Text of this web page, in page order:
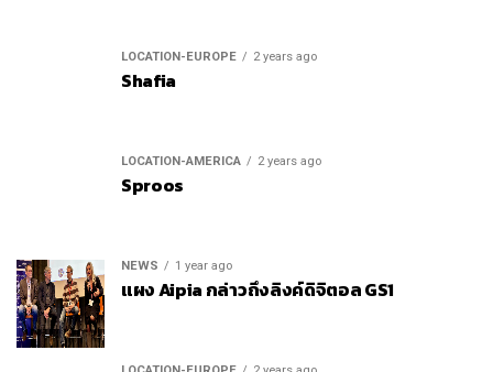
LOCATION-EUROPE 2 years ago
Shafia
LOCATION-AMERICA 2 years ago
Sproos
NEWS 1 year ago
แผง Aipia กล่าวถึงลิงค์ดิจิตอล GS1